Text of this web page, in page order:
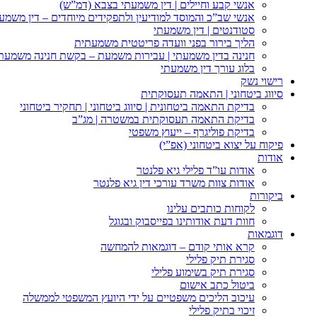
אנשי קבע וחיילים | דין משמעתי בצבא (דמ”ש)
אנשי שב”כ והמוסד למודיעין ולתפקידים מיוחדים – דין
סטודנטים | דין משמעתי
הליך בירור בפני וועדה פריטטית משמעתית
חנינה בדין משמעתי | עבירות משמעת – בקשת חנינה
בלוג עורך דין משמעתי
רישוי נשק
סיווג ביטחוני | התאמה תעסוקתית
בדיקת התאמה ביטחונית | סיווג ביטחוני | תחקיר ביטחוני
בדיקת התאמה תעסוקתית במשטרה | מג”ב
בדיקת פוליגרף – ייעוץ משפטי
פיקוח על יצוא ביטחוני (אפ”י)
אודות
אודות עו”ד פלילי גיא פלנטר
אודות צוות משרד עורכי דין גיא פלנטר
ביקורות
לקוחות כותבים עלינו
חוות דעת אודותינו בפייסבוק ובגוגל
דוגמאות
קרא אותי קודם – דוגמאות להמחשה
סגירת תיק פלילי
סגירת תיק בשימוע פלילי
ביטול כתב אישום
עיכוב הליכים משפטיים על ידי היועץ המשפטי לממשלה
זיכוי בתיק פלילי